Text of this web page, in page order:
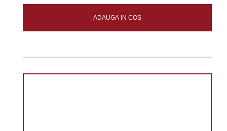
ADAUGA IN COS